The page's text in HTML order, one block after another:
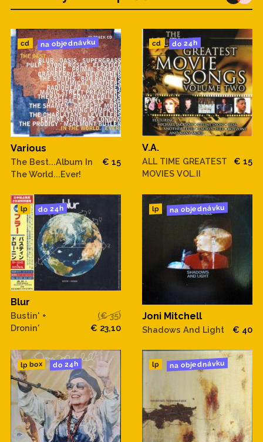
cd na objednávku
Various
The Best...Album In
The World...Ever!
€ 15
cd do 24h
V.A.
ALL TIME GREATEST
MOVIES VOL.II
€ 15
lp do 24h
Blur
Bustin' +
Dronin'
(€ 35)
€ 23,10
lp na objednávku
Joni Mitchell
Shadows And Light € 40
lp box do 24h lp na objednávku